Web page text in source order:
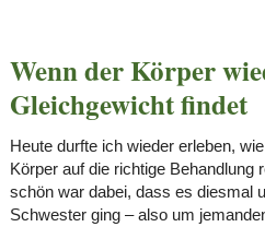
Wenn der Körper
Gleichgewicht findet
Heute durfte ich wieder erleben,
Körper auf die richtige Behandlung
schön war dabei, dass es diesmal
Schwester ging – also um